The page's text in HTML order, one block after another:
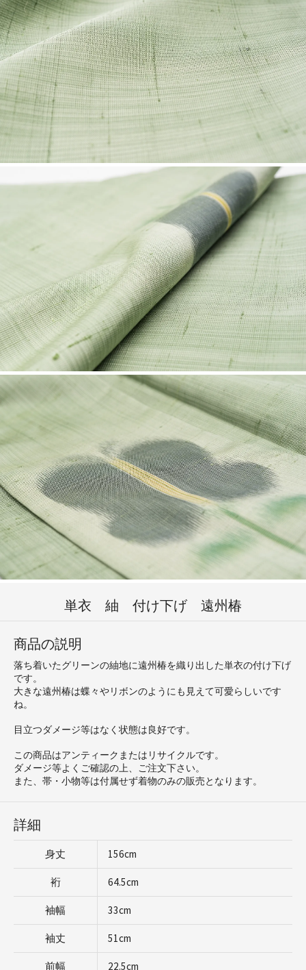
単衣 紬 付け下げ 遠州椿
商品の説明
落ち着いたグリーンの紬地に遠州椿を織り出した単衣の付け下げ
です。
大きな遠州椿は蝶々やリボンのようにも見えて可愛らしいです
ね。
目立つダメージ等はなく状態は良好です。
この商品はアンティークまたはリサイクルです。
ダメージ等よくご確認の上、ご注文下さい。
また、帯・小物等は付属せず着物のみの販売となります。
詳細
身丈 156cm
裄 64.5cm
袖幅 33cm
袖丈 51cm
前幅 22.5cm